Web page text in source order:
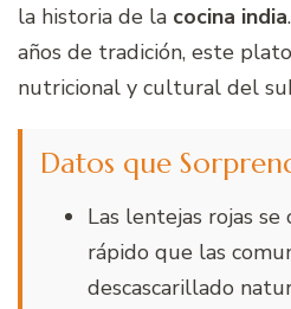
la historia de la cocina india
años de tradición, este
nutricional y cultural del
Datos que
Las lentejas rojas se
rápido que las
descascarillado